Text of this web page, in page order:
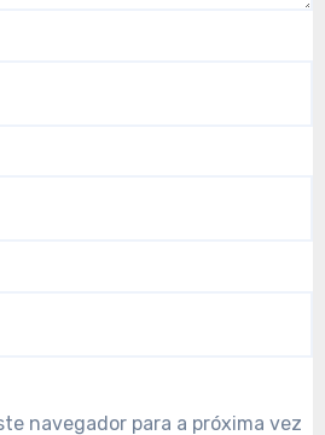
navegador para a próxima vez